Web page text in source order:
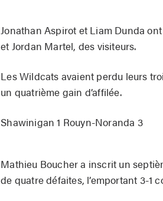
Jonathan Aspirot et Liam Dunda
et Jordan Martel, des visiteurs.
Les Wildcats avaient perdu leurs
un quatrième gain d’affilée.
Shawinigan 1 Rouyn-Noranda 3
Mathieu Boucher a inscrit un
de quatre défaites, l’emportant 3-1